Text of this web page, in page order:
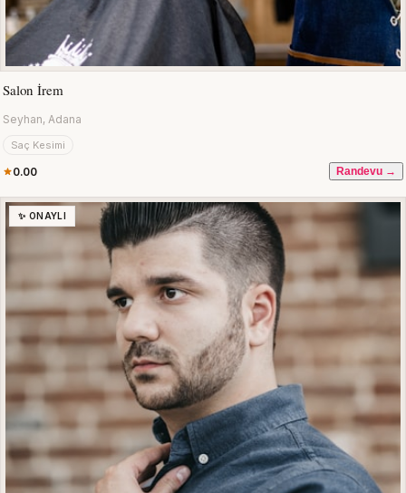
Salon İrem
Seyhan, Adana
Saç Kesimi
0.00 Randevu →
✨ ONAYLI